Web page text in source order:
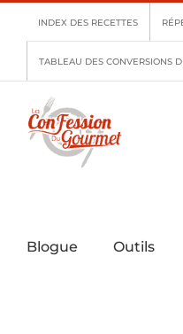
content
INDEX DES RECETTES
TABLEAU DES CONVERSIONS
Blogue Outils